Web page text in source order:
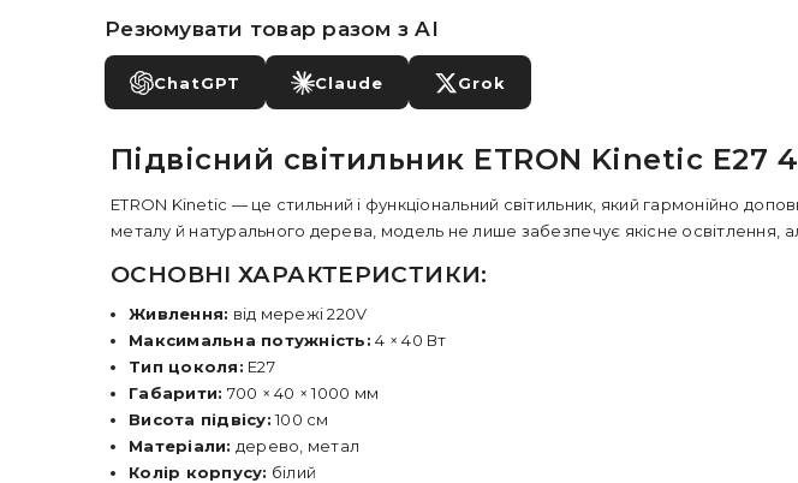
Резюмувати товар разом з AI
ChatGPT Claude Grok
Підвісний світильник ETRON Kinetic E27
ETRON Kinetic — це стильний і функціональний світильник, який гармонійно
металу й натурального дерева, модель не лише забезпечує якісне освітлення,
ОСНОВНІ ХАРАКТЕРИСТИКИ:
Живлення: від мережі 220V
Максимальна потужність: 4 × 40 Вт
Тип цоколя: E27
Габарити: 700 × 40 × 1000 мм
Висота підвісу: 100 см
Матеріали: дерево, метал
Колір корпусу: білий